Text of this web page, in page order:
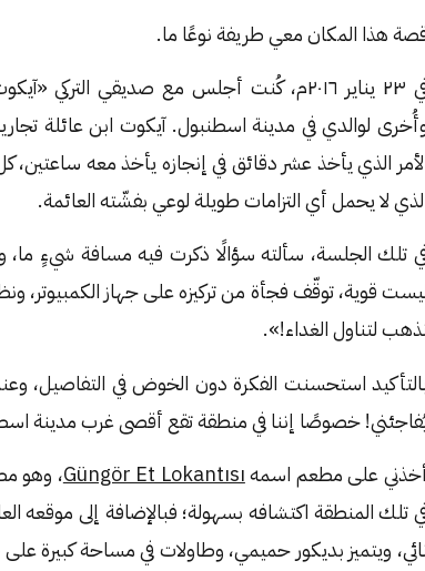
هذا المكان معي طريفة نوعًا ما.
في ٢٣ يناير ٢٠١٦م، كُنت أجلس مع صديقي
لوالدي في مدينة اسطنبول. آيكوت ابن عائلة
الذي يأخذ عشر دقائق في إنجازه يأخذ معه ساعتين،
لا يحمل أي التزامات طويلة لوعي بفشّته العائمة.
لتناول الغداء!».
استحسنت الفكرة دون الخوض في التفاصيل،
خصوصًا إننا في منطقة تقع أقصى غرب مدينة
على مطعم اسمهGüngör Et Lokantısı، وهو
تلك المنطقة اكتشافه بسهولة؛ فبالإضافة إلى
ويتميز بديكور حميمي، وطاولات في مساحة كبيرة